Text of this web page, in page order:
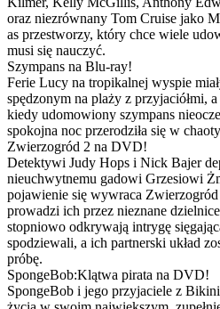
oraz niezrównany Tom Cruise jako
as przestworzy, który chce wiele
musi się nauczyć.
Szympans na Blu-ray!
Ferie Lucy na tropikalnej wyspie
spędzonym na plaży z przyjaciółmi,
kiedy udomowiony szympans
spokojna noc przerodziła się w
Zwierzogród 2 na DVD!
Detektywi Judy Hops i Nick Bajer
nieuchwytnemu gadowi Grzesiowi
pojawienie się wywraca
prowadzi ich przez nieznane
stopniowo odkrywają intrygę
spodziewali, a ich partnerski układ
próbę.
SpongeBob:Klątwa pirata na DVD!
SpongeBob i jego przyjaciele z